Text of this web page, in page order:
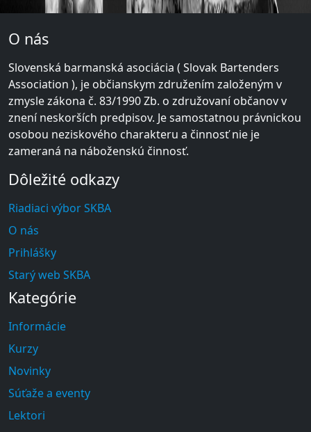
O nás
Slovenská barmanská asociácia ( Slovak Bartenders
Association ), je občianskym združením založeným v
zmysle zákona č. 83/1990 Zb. o združovaní občanov v
znení neskorších predpisov. Je samostatnou právnickou
osobou neziskového charakteru a činnosť nie je
zameraná na náboženskú činnosť.
Dôležité odkazy
Riadiaci výbor SKBA
O nás
Prihlášky
Starý web SKBA
Kategórie
Informácie
Kurzy
Novinky
Súťaže a eventy
Lektori